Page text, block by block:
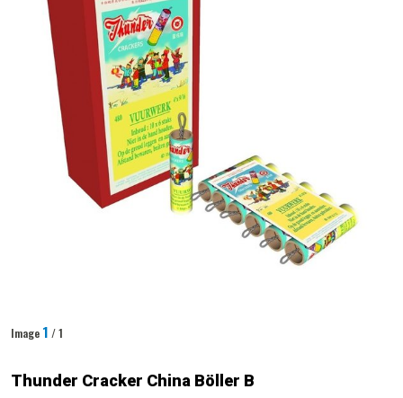
Image 1 / 1
Thunder Cracker China Böller B